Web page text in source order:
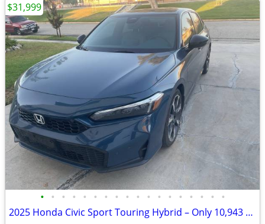
• • • • • • • • • • • • • • • • • •
2025 Honda Civic Sport Touring Hybrid – Only 10,943 Miles
$31,999